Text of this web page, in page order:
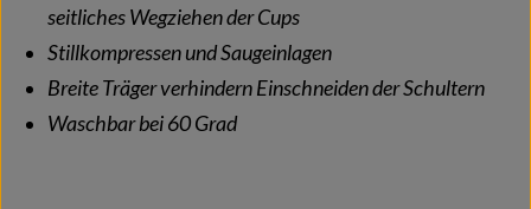
seitliches Wegziehen der Cups
Stillkompressen und Saugeinlagen
Breite Träger verhindern Einschneiden der Schultern
Waschbar bei 60 Grad